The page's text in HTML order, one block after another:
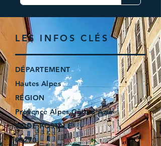
LES INFOS CLÉS
DÉPARTEMENT
Hautes Alpes
RÉGION
Provence Alpes Côte d’Azur
CODE POSTALE
05290